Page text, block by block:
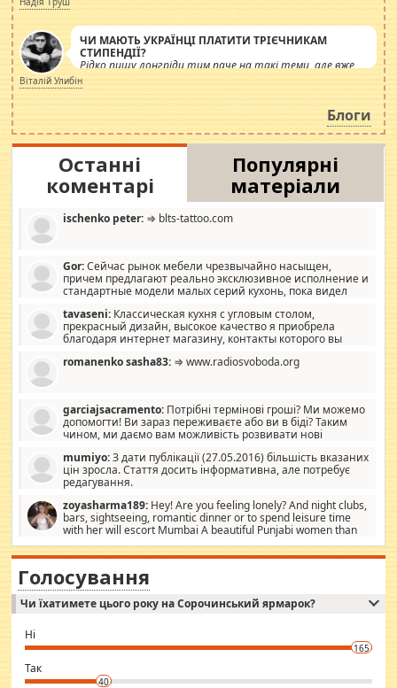
ЧИ МАЮТЬ УКРАЇНЦІ ПЛАТИТИ ТРІЄЧНИКАМ
СТИПЕНДІЇ?
Рідко пишу лонгріди тим паче на такі теми, але вже
просто дістало! Обурюють сьогоднішні інсенуації
навколо стипендіального питання. Штучно
роздувається ще одна соціальна катастрофа.
Віталій Улибін
Блоги
Останні
коментарі
Популярні
матеріали
ischenko peter: ⇒ blts-tattoo.com
Gor:Сейчас рынок мебели чрезвычайно насыщен,
причем предлагают реально эксклюзивное исполнение и
стандартные модели малых серий кухонь, пока видел
стандартные формы, в MebelOk, креативненько и что главное -
со вкусом все в порядке, без ненужных наворотов удорожающих
мебель, а это не последний фактор.
tavaseni: Классическая кухня с угловым столом,
прекрасный дизайн, высокое качество я приобрела
благодаря интернет магазину, контакты которого вы
romanenko sasha83: ⇒ www.radiosvoboda.org
garciajsacramento: Потрібні термінові гроші? Ми можемо
допомогти! Ви зараз переживаєте або ви в біді? Таким
чином, ми даємо вам можливість розвивати нові
допомагати людям, які намагаються дати їм шанс. Кожен
заслуговує на другий шанс, і, оскільки влада не зможе, вони
повинні приймати від інших. Для нас нема багато суми, і зрілість
витрат, а тільки узгоджених сум і нічого іншого. Не чекайте і не
коментуйте цей пост. Введіть суму, яку ви хочете подати, і ми
зв'яжемося з вами з усіма варіантами. зв'яжіться з нами
сьогодні на garciajsacramento@gmail.com Вам потрібні термінові
гроші? Ми можемо допомогти!
mumiyo:З дати публікації (27.05.2016) більшість вказаних
цін зросла. Стаття досить інформативна, але потребує
редагування.
zoyasharma189: Hey! Are you feeling lonely? And night clubs,
bars, sightseeing, romantic dinner or to spend leisure time
with her will escort Mumbai A beautiful Punjabi women than
sexy escort companion in arms that you guys feel like 5 star luxury
hotel had to spend the night in their search for loved solitaire free
woman "Love Solitaire" beautiful figure and shapely body shapes.
Independent escort in Mumbai, truthful, friendly and cheerful girl.
WhatsApp via an easily can see the latest pictures of her body and the
want to meet new people. Sakshi Mirchandani health and figure
conscious in order to keep yourself fit and regularly go to the health
club.
⇒ sakshimirchandani.com
Голосування
Чи їхатимете цього року на Сорочинський ярмарок?
Ні
165
Так
40